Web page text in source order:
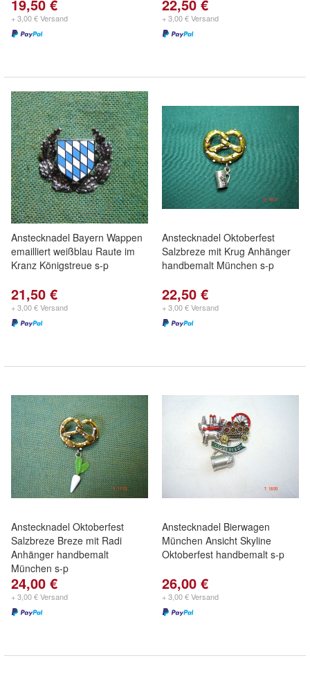
19,50 €
+ 3,00 € Versand
22,50 €
+ 3,00 € Versand
Anstecknadel Bayern Wappen
emailliert weißblau Raute im
Kranz Königstreue s-p
21,50 €
+ 3,00 € Versand
Anstecknadel Oktoberfest
Salzbreze mit Krug Anhänger
handbemalt München s-p
22,50 €
+ 3,00 € Versand
Anstecknadel Oktoberfest
Salzbreze Breze mit Radi
Anhänger handbemalt
München s-p
24,00 €
+ 3,00 € Versand
Anstecknadel Bierwagen
München Ansicht Skyline
Oktoberfest handbemalt s-p
26,00 €
+ 3,00 € Versand